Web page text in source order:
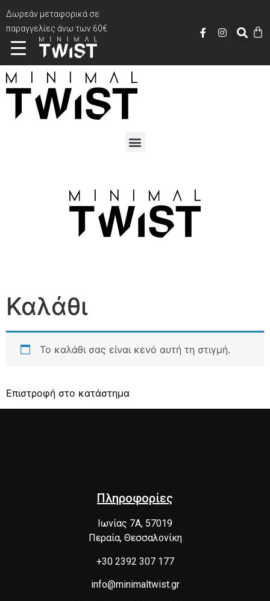
Δωρεάν μεταφορικά σε
παραγγελίες άνω των 60€
Καλάθι
Το καλάθι σας είναι κενό αυτή τη στιγμή.
Επιστροφή στο κατάστημα
Πληροφορίες
Ιωνίας 7Α, 57019
Περαία, Θεσσαλονίκη
+30 2392 307 177
info@minimaltwist.gr